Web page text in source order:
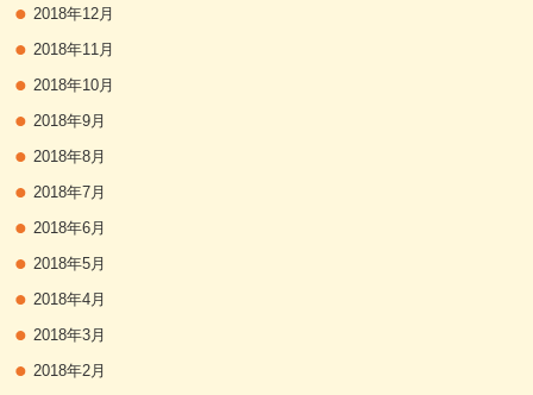
2018年12月
2018年11月
2018年10月
2018年9月
2018年8月
2018年7月
2018年6月
2018年5月
2018年4月
2018年3月
2018年2月